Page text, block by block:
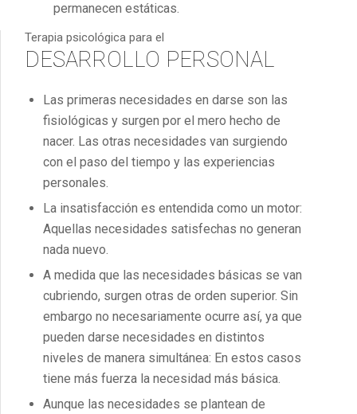
permanecen estáticas.
Terapia psicológica para el
DESARROLLO PERSONAL
Las primeras necesidades en darse son las
fisiológicas y surgen por el mero hecho de
nacer. Las otras necesidades van surgiendo
con el paso del tiempo y las experiencias
personales.
La insatisfacción es entendida como un motor:
Aquellas necesidades satisfechas no generan
nada nuevo.
A medida que las necesidades básicas se van
cubriendo, surgen otras de orden superior. Sin
embargo no necesariamente ocurre así, ya que
pueden darse necesidades en distintos
niveles de manera simultánea: En estos casos
tiene más fuerza la necesidad más básica.
Aunque las necesidades se plantean de